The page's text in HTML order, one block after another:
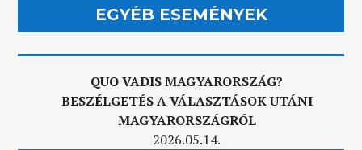
EGYÉB ESEMÉNYEK
QUO VADIS MAGYARORSZÁG?
BESZÉLGETÉS A VÁLASZTÁSOK UTÁNI
MAGYARORSZÁGRÓL
2026.05.14.